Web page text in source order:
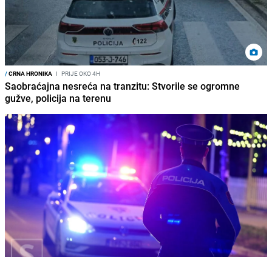
/CRNA HRONIKA I PRIJE OKO 4H
Saobraćajna nesreća na tranzitu: Stvorile se ogromne
gužve, policija na terenu